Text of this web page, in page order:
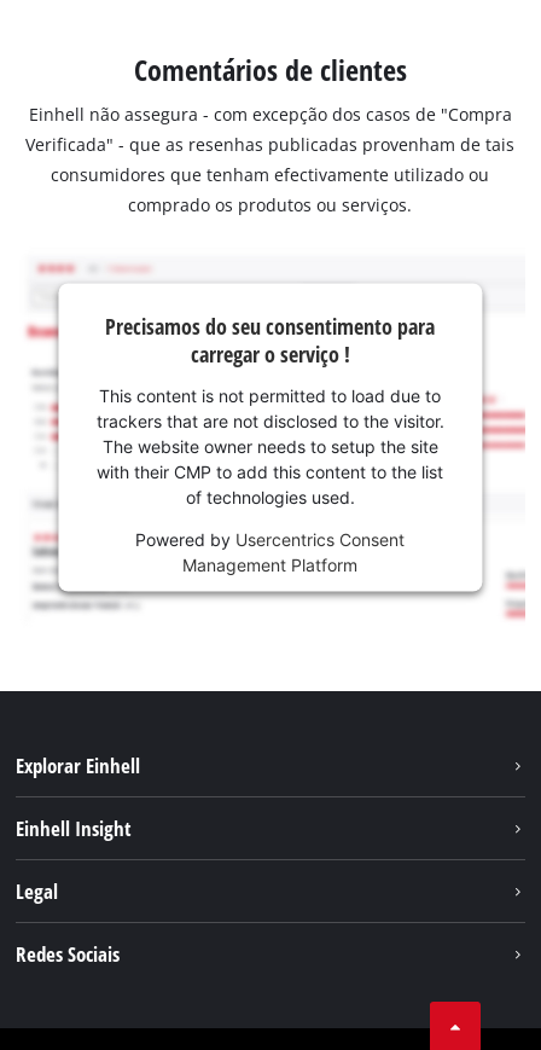
Comentários de clientes
Einhell não assegura - com excepção dos casos de "Compra
Verificada" - que as resenhas publicadas provenham de tais
consumidores que tenham efectivamente utilizado ou
comprado os produtos ou serviços.
Precisamos do seu consentimento para
carregar o serviço !
This content is not permitted to load due to
trackers that are not disclosed to the visitor.
The website owner needs to setup the site
with their CMP to add this content to the list
of technologies used.
Powered by Usercentrics Consent
Management Platform
Explorar Einhell
Serviço
Einhell Insight
Carreira
Legal
Redes Sociais